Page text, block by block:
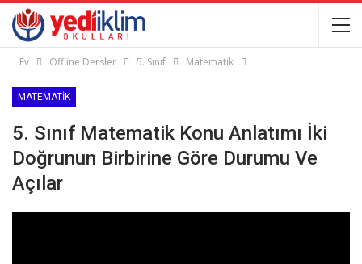
Ev Offline Dersler 5. Sınıf Matematik
MATEMATIK
5. Sınıf Matematik Konu Anlatımı İki
Doğrunun Birbirine Göre Durumu Ve
Açılar